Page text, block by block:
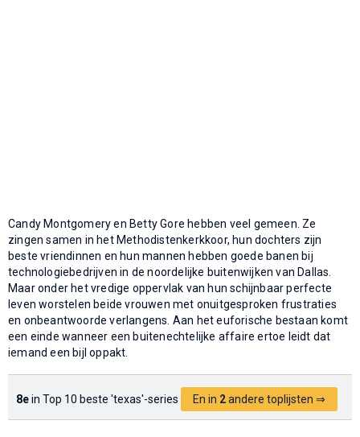
Candy Montgomery en Betty Gore hebben veel gemeen. Ze
zingen samen in het Methodistenkerkkoor, hun dochters zijn
beste vriendinnen en hun mannen hebben goede banen bij
technologiebedrijven in de noordelijke buitenwijken van Dallas.
Maar onder het vredige oppervlak van hun schijnbaar perfecte
leven worstelen beide vrouwen met onuitgesproken frustraties
en onbeantwoorde verlangens. Aan het euforische bestaan komt
een einde wanneer een buitenechtelijke affaire ertoe leidt dat
iemand een bijl oppakt.
8ein Top 10 beste 'texas'-series En in 2andere toplijsten ⇒